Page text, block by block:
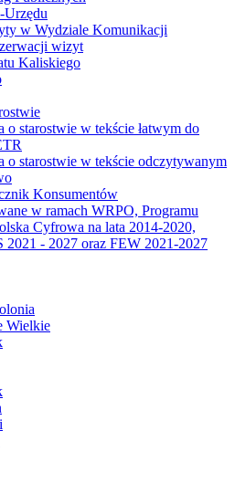
Urzędu
w Wydziale Komunikacji
wizyt
Kaliskiego
o starostwie w tekście łatwym do
o starostwie w tekście odczytywanym
Konsumentów
w ramach WRPO, Programu
Cyfrowa na lata 2014-2020,
2021 - 2027 oraz FEW 2021-2027
Wielkie